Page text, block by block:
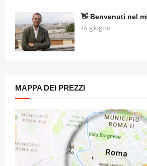
👋 Benvenuti nel
14 giugno
MAPPA DEI PREZZI